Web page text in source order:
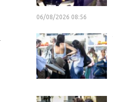
06/08/2026 08:56